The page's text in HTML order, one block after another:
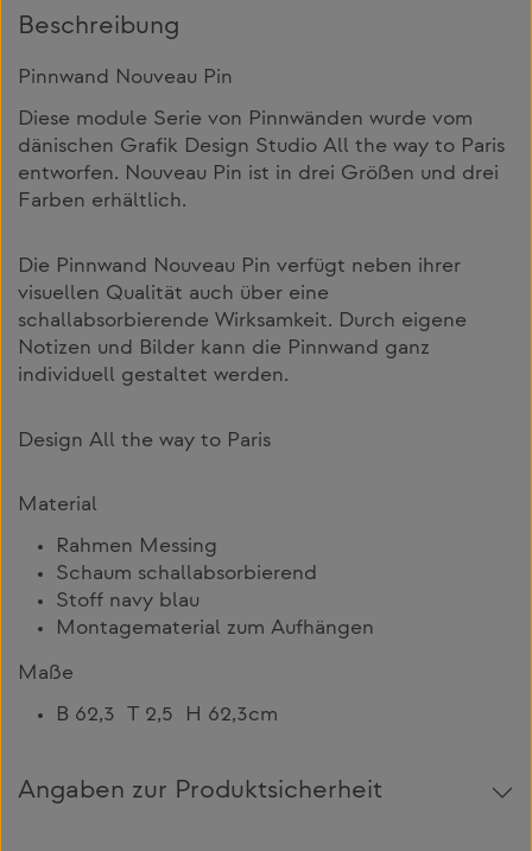
Beschreibung
Pinnwand Nouveau Pin
Diese module Serie von Pinnwänden wurde vom
dänischen Grafik Design Studio All the way to Paris
entworfen. Nouveau Pin ist in drei Größen und drei
Farben erhältlich.
Die Pinnwand Nouveau Pin verfügt neben ihrer
visuellen Qualität auch über eine
schallabsorbierende Wirksamkeit. Durch eigene
Notizen und Bilder kann die Pinnwand ganz
individuell gestaltet werden.
Design All the way to Paris
Material
Rahmen Messing
Schaum schallabsorbierend
Stoff navy blau
Montagematerial zum Aufhängen
Maße
B 62,3 T 2,5 H 62,3cm
Angaben zur Produktsicherheit